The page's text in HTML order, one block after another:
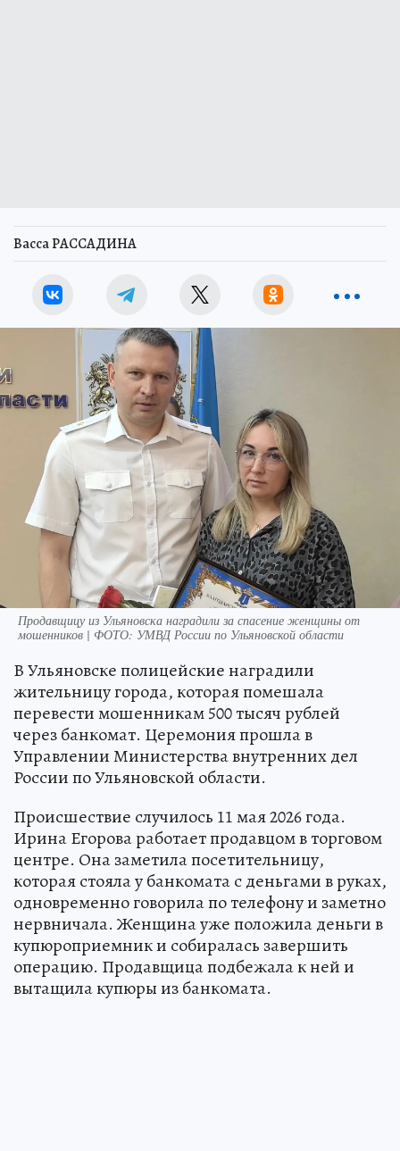
Васса РАССАДИНА
Продавщицу из Ульяновска наградили за спасение женщины от
мошенников | ФОТО: УМВД России по Ульяновской области
В Ульяновске полицейские наградили
жительницу города, которая помешала
перевести мошенникам 500 тысяч рублей
через банкомат. Церемония прошла в
Управлении Министерства внутренних дел
России по Ульяновской области.
Происшествие случилось 11 мая 2026 года.
Ирина Егорова работает продавцом в торговом
центре. Она заметила посетительницу,
которая стояла у банкомата с деньгами в руках,
одновременно говорила по телефону и заметно
нервничала. Женщина уже положила деньги в
купюроприемник и собиралась завершить
операцию. Продавщица подбежала к ней и
вытащила купюры из банкомата.